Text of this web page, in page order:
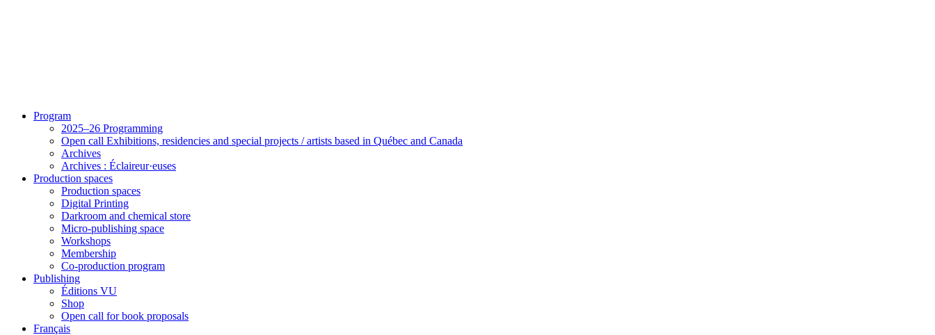
Program
2025–26 Programming
Open call Exhibitions, residencies and special projects / artists based in Québec and Canada
Archives
Archives : Éclaireur·euses
Production spaces
Production spaces
Digital Printing
Darkroom and chemical store
Micro-publishing space
Workshops
Membership
Co-production program
Publishing
Éditions VU
Shop
Open call for book proposals
Français